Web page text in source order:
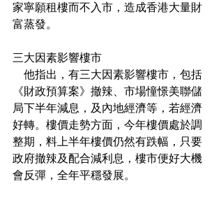
家寧願租樓而不入市，造成香港大量財
富蒸發。
三大因素影響樓市
他指出，有三大因素影響樓市，包括
《財政預算案》撤辣、市場憧憬美聯儲
局下半年減息，及內地經濟等，若經濟
好轉。樓價走勢方面，今年樓價處於調
整期，料上半年樓價仍然有跌幅，只要
政府撤辣及配合減利息，樓市便好大機
會反彈，全年平穩發展。